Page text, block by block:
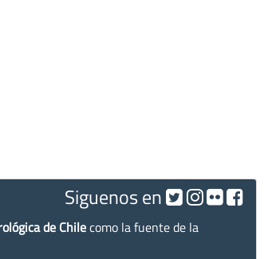
Siguenos en
de Chilecomo la fuente de la